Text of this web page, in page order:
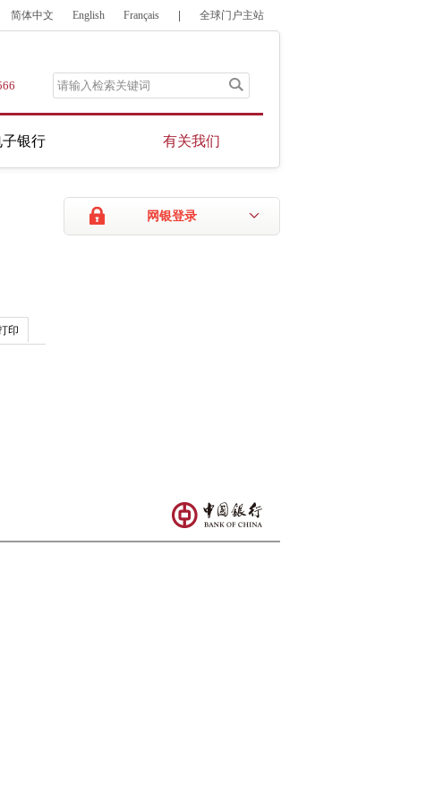
简体中文 English Français 全球门户主站
子银行 有关我们
网银登录
印